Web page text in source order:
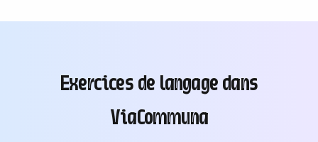
Exercices de langage dans
ViaCommuna